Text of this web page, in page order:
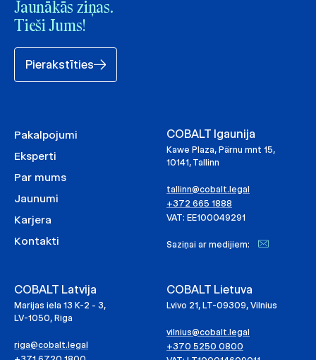
Jaunākās ziņas.
Tieši Jums!
Pierakstīties
Pakalpojumi
Eksperti
Par mums
Jaunumi
Karjera
Kontakti
COBALT Igaunija
Kawe Plaza, Pärnu mnt 15,
10141, Tallinn
tallinn@cobalt.legal
+372 665 1888
VAT: EE100049291
Saziņai ar medijiem:
COBALT Latvija
Marijas iela 13 K-2 - 3,
LV-1050, Riga
riga@cobalt.legal
COBALT Lietuva
Lvivo 21, LT-09309, Vilnius
vilnius@cobalt.legal
+370 5250 0800